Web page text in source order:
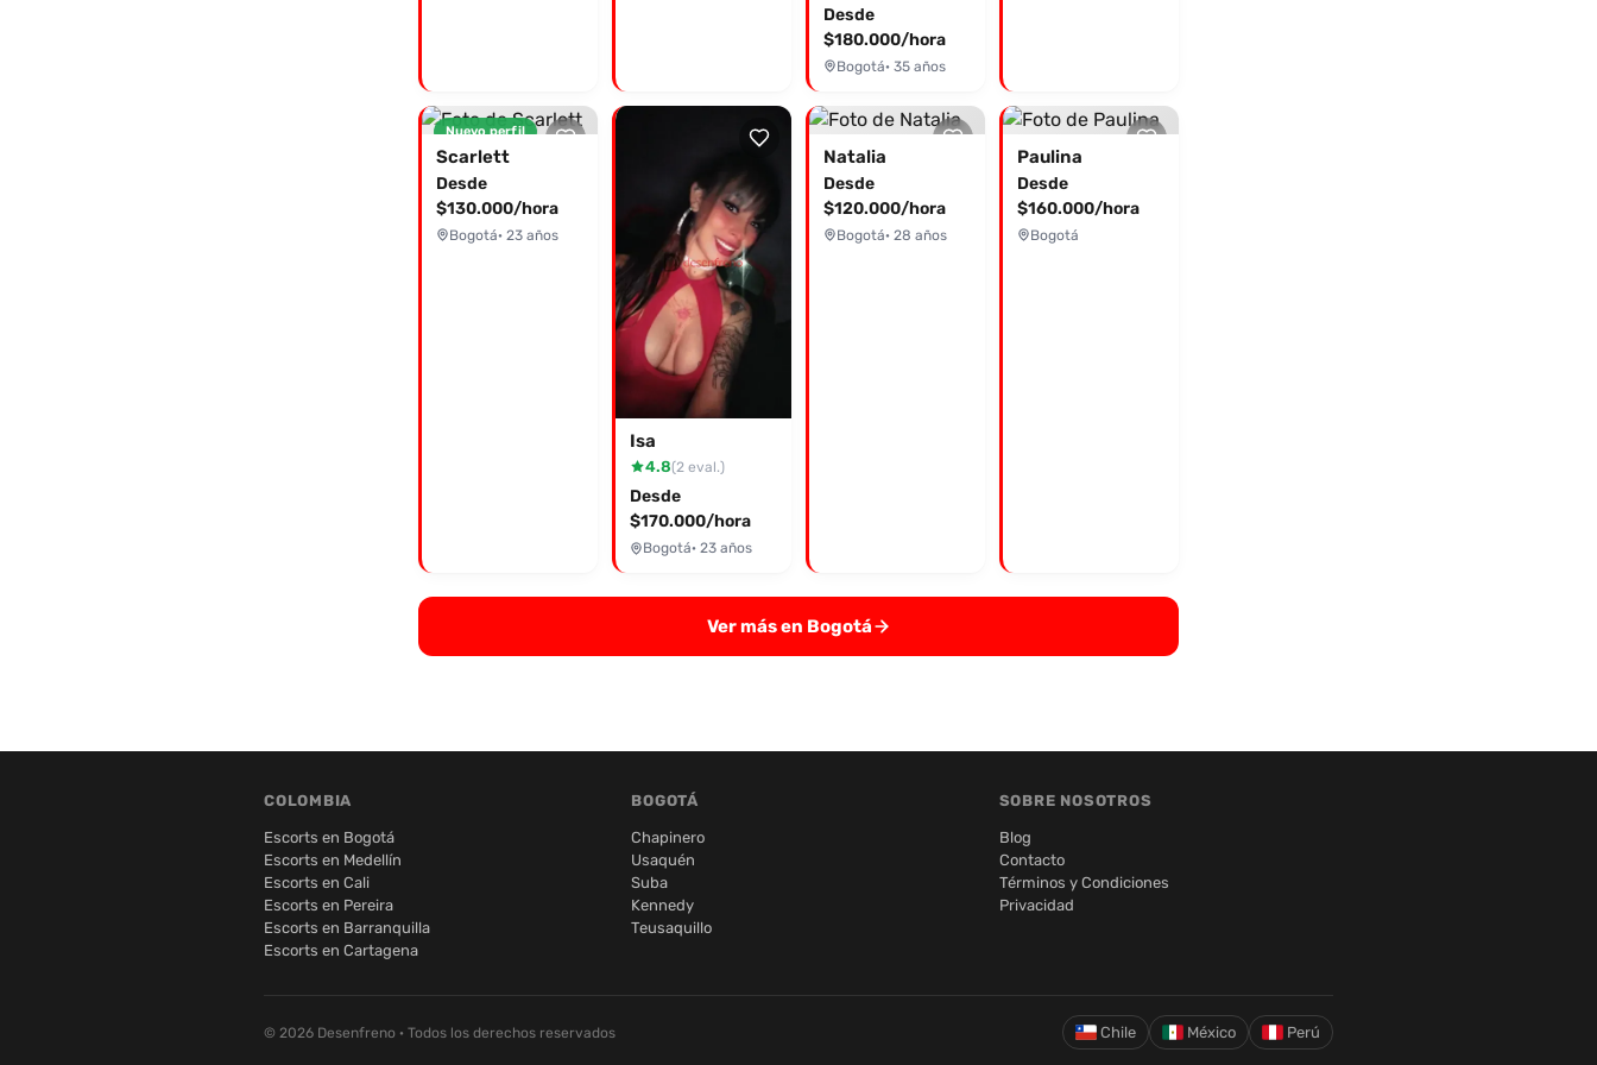
Desde
$180.000/hora
Bogotá· 35 años
Nuevo perfil
Scarlett
Desde
$130.000/hora
Bogotá· 23 años
Isa
4.8(2 eval.)
Desde
$170.000/hora
Bogotá· 23 años
Natalia
Desde
$120.000/hora
Bogotá· 28 años
Paulina
Desde
$160.000/hora
Bogotá
Ver más en Bogotá
COLOMBIA
Escorts en Bogotá
Escorts en Medellín
Escorts en Cali
Escorts en Pereira
Escorts en Barranquilla
Escorts en Cartagena
BOGOTÁ
Chapinero
Usaquén
Suba
Kennedy
Teusaquillo
SOBRE NOSOTROS
Blog
Contacto
Términos y Condiciones
Privacidad
© 2026 Desenfreno · Todos los derechos reservados Chile México Perú